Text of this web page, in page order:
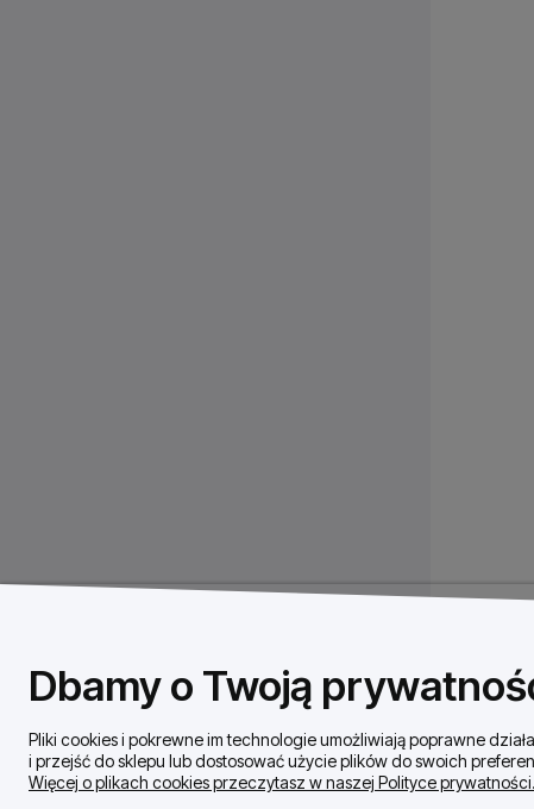
Dbamy o Twoją
Pliki cookies i pokrewne im technologie umożliwiają poprawne
i przejść do sklepu lub dostosować użycie plików do swoich
Więcej o plikach cookies przeczytasz w naszej Polityce prywatności.